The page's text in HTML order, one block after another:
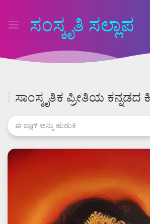
ಸಂಸ್ಕೃತಿ ಸಲ್ಲಾಪ
ಸಾಂಸ್ಕೃತಿಕ ಪ್ರೀತಿಯ ಕನ್ನಡದ